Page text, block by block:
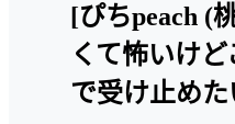
[ぴちpeach (
くて怖いけ
で受け止めた